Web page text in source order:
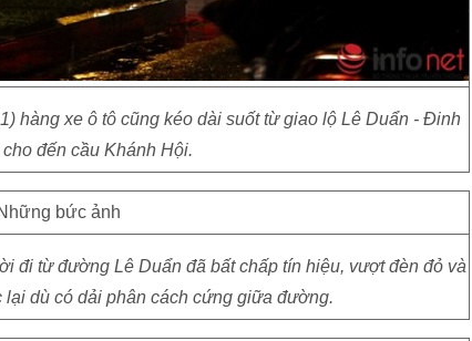
hàng xe ô tô cũng kéo dài suốt từ giao lộ Lê Duẩn - Đinh
đến cầu Khánh Hội.
đi từ đường Lê Duẩn đã bất chấp tín hiệu, vượt đèn đỏ và
dù có dải phân cách cứng giữa đường.